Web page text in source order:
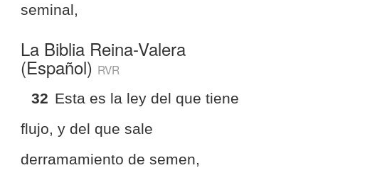
seminal,
La Biblia Reina-Valera
(Español) RVR
32 Esta es la ley del que tiene
flujo, y del que sale
derramamiento de semen,